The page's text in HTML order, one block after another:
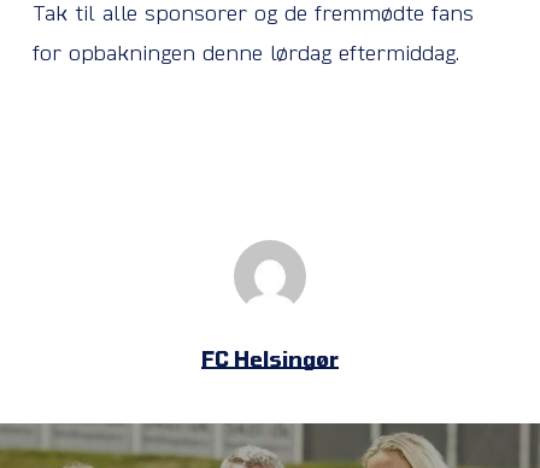
Tak til alle sponsorer og de fremmødte fans
for opbakningen denne lørdag eftermiddag.
FC Helsingør